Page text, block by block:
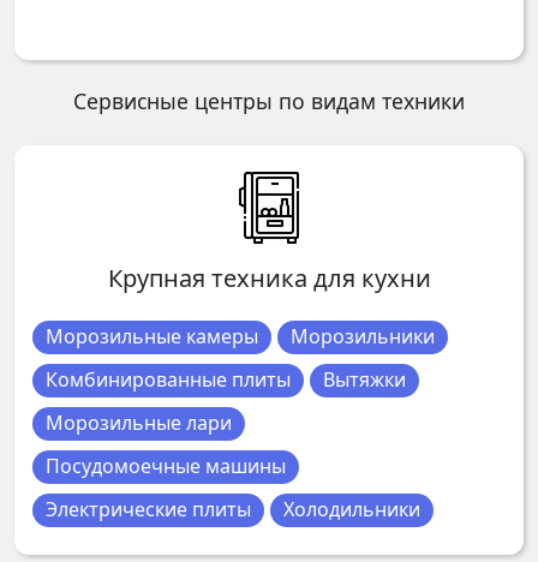
Сервисные центры по видам техники
Крупная техника для кухни
Морозильные камеры
Морозильники
Комбинированные плиты
Вытяжки
Морозильные лари
Посудомоечные машины
Электрические плиты
Холодильники